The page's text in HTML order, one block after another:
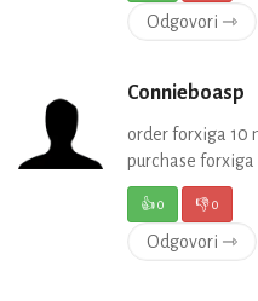
Odgovori ⇾
Connieboasp
order forxiga 10
purchase
👍0 👎0
Odgovori ⇾